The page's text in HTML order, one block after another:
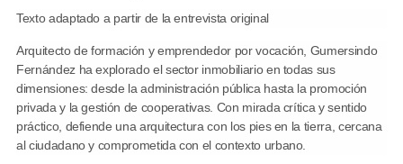
Texto adaptado a partir de la entrevista original
Arquitecto de formación y emprendedor por vocación, Gumersindo
Fernández ha explorado el sector inmobiliario en todas sus
dimensiones: desde la administración pública hasta la promoción
privada y la gestión de cooperativas. Con mirada crítica y sentido
práctico, defiende una arquitectura con los pies en la tierra, cercana
al ciudadano y comprometida con el contexto urbano.